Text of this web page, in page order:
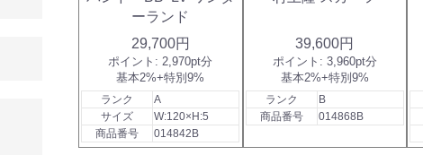
ーランド
29,700円
ポイント:2,970pt分
基本2%+特別9%
ランク
A
サイズ
W:120×H:5
商品番号
014842B
39,600円
ポイント: 3,960pt分
基本2%+特別9%
ランク
B
商品番号
014868B